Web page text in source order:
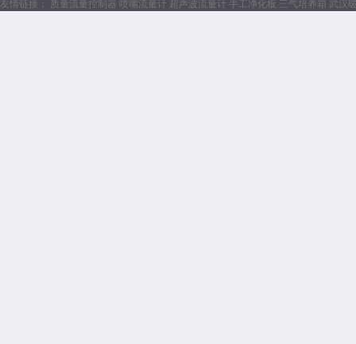
友情链接： 质量流量控制器 喷嘴流量计 超声波流量计 手工净化板 三气培养箱 武汉